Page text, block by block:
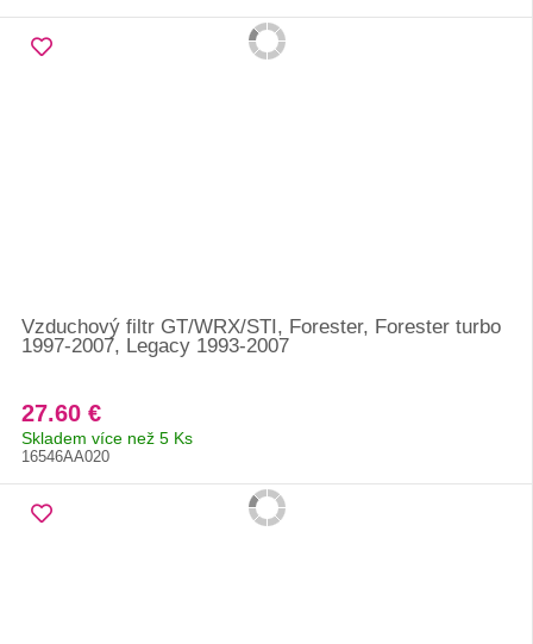
Vzduchový filtr GT/WRX/STI, Forester, Forester turbo
1997-2007, Legacy 1993-2007
27.60 €
Skladem více než 5 Ks
16546AA020